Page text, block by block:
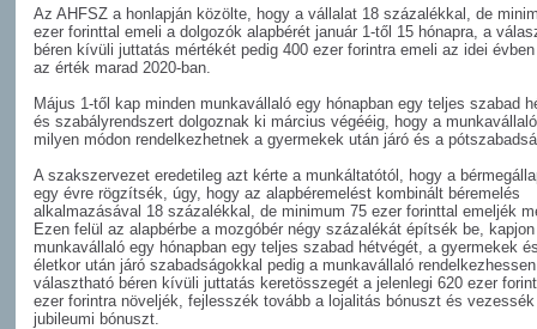
Az AHFSZ a honlapján közölte, hogy a vállalat 18 százalékkal, de
ezer forinttal emeli a dolgozók alapbérét január 1-től 15 hónapra, a
béren kívüli juttatás mértékét pedig 400 ezer forintra emeli az idei
az érték marad 2020-ban.
Május 1-től kap minden munkavállaló egy hónapban egy teljes szabad
és szabályrendszert dolgoznak ki március végééig, hogy a
milyen módon rendelkezhetnek a gyermekek után járó és a
A szakszervezet eredetileg azt kérte a munkáltatótól, hogy a
egy évre rögzítsék, úgy, hogy az alapbéremelést kombinált béremelés
alkalmazásával 18 százalékkal, de minimum 75 ezer forinttal emeljék
Ezen felül az alapbérbe a mozgóbér négy százalékát építsék be,
munkavállaló egy hónapban egy teljes szabad hétvégét, a gyermekek
életkor után járó szabadságokkal pedig a munkavállaló
választható béren kívüli juttatás keretösszegét a jelenlegi 620 ezer
ezer forintra növeljék, fejlesszék tovább a lojalitás bónuszt és
jubileumi bónuszt.